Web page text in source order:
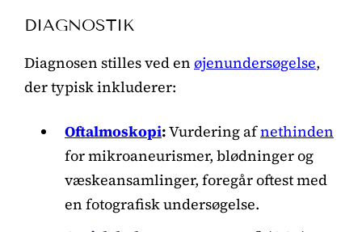
DIAGNOSTIK
Diagnosen stilles ved en øjenundersøgelse,
der typisk inkluderer:
Oftalmoskopi:Vurdering afnethinden
for mikroaneurismer, blødninger og
væskeansamlinger, foregår oftest med
en fotografisk undersøgelse.